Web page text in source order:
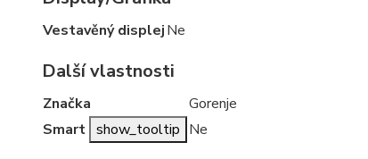
Vestavěný displejNe
Další vlastnosti
Značka
Gorenje
Smart show_tooltip Ne